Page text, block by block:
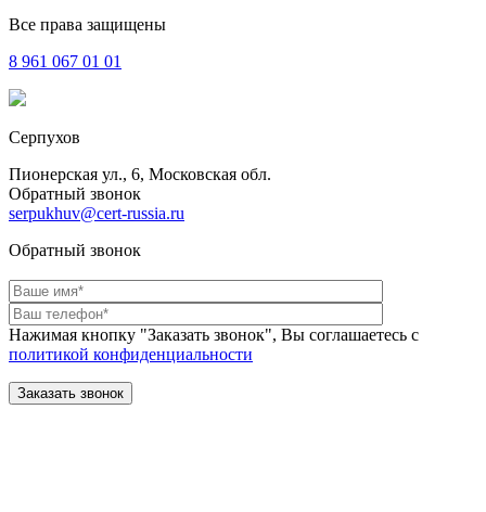
Все права защищены
8 961 067 01 01
Серпухов
Пионерская ул., 6, Московская обл.
Обратный звонок
serpukhuv@cert-russia.ru
Обратный звонок
Нажимая кнопку "Заказать звонок", Вы соглашаетесь с
политикой конфиденциальности